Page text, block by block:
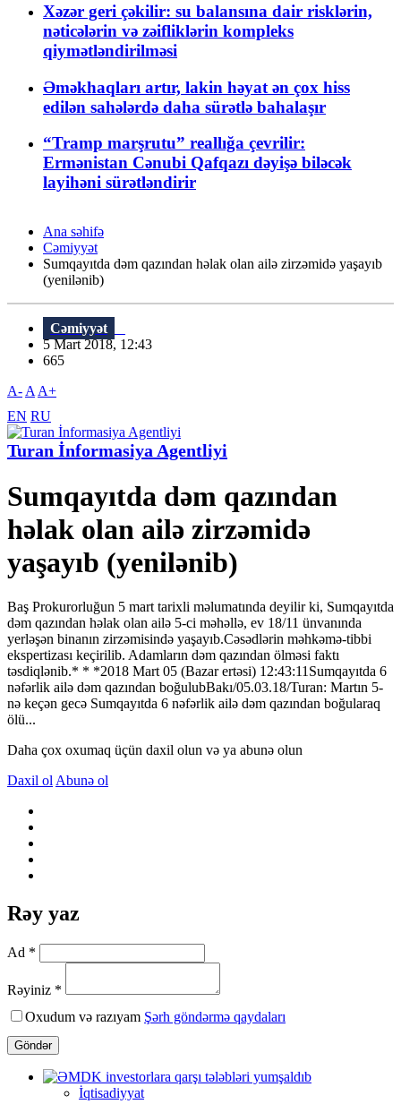
Xəzər geri çəkilir: su balansına dair risklərin,
nəticələrin və zəifliklərin kompleks
qiymətləndirilməsi
Əməkhaqları artır, lakin həyat ən çox hiss
edilən sahələrdə daha sürətlə bahalaşır
“Tramp marşrutu” reallığa çevrilir:
Ermənistan Cənubi Qafqazı dəyişə biləcək
layihəni sürətləndirir
Ana səhifə
Cəmiyyət
Sumqayıtda dəm qazından həlak olan ailə zirzəmidə yaşayıb
(yenilənib)
Cəmiyyət
5 Mart 2018, 12:43
665
A- A A+
EN RU
Turan İnformasiya Agentliyi
Sumqayıtda dəm qazından
həlak olan ailə zirzəmidə
yaşayıb (yenilənib)
Baş Prokurorluğun 5 mart tarixli məlumatında deyilir ki, Sumqayıtda
dəm qazından həlak olan ailə 5-ci məhəllə, ev 18/11 ünvanında
yerləşən binanın zirzəmisində yaşayıb.Cəsədlərin məhkəmə-tibbi
ekspertizası keçirilib. Adamların dəm qazından ölməsi faktı
təsdiqlənib.* * *2018 Mart 05 (Bazar ertəsi) 12:43:11Sumqayıtda 6
nəfərlik ailə dəm qazından boğulubBakı/05.03.18/Turan: Martın 5-
nə keçən gecə Sumqayıtda 6 nəfərlik ailə dəm qazından boğularaq
ölü...
Daha çox oxumaq üçün daxil olun və ya abunə olun
Daxil ol Abunə ol
Rəy yaz
Ad *
Rəyiniz *
Oxudum və razıyam Şərh göndərmə qaydaları
Göndər
İqtisadiyyat